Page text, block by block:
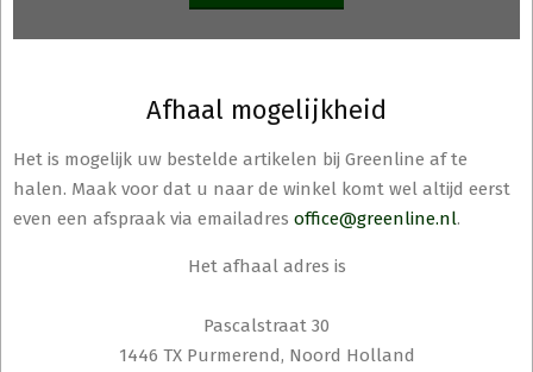
Afhaal mogelijkheid
Het is mogelijk uw bestelde artikelen bij Greenline af te
halen. Maak voor dat u naar de winkel komt wel altijd eerst
even een afspraak via emailadres office@greenline.nl.
Het afhaal adres is
Pascalstraat 30
1446 TX Purmerend, Noord Holland